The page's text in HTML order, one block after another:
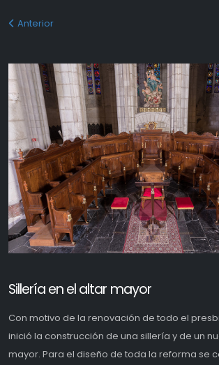
Anterior
Sillería en el altar mayor
Con motivo de la renovación de todo el
inició la construcción de una sillería y de un
mayor. Para el diseño de toda la reforma se